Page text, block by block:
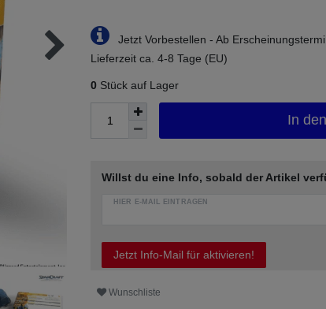
Jetzt Vorbestellen - Ab
Lieferzeit ca. 4-8 Tage (EU)
0 Stück auf Lager
In
Willst du eine Info, sobald der Artikel
HIER E-MAIL EINTRAGEN
Jetzt Info-Mail für aktivieren!
Wunschliste